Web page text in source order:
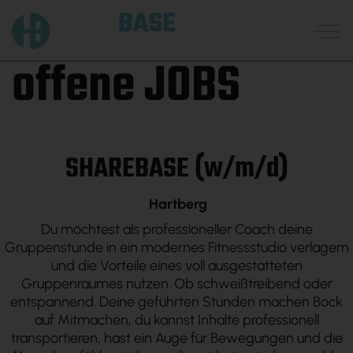
Skipoffene JOBS
SHAREBASE(w/m/d)
Hartberg
Du möchtest als professioneller Coach deine
Gruppenstunde in ein modernes Fitnessstudio verlagern
und die Vorteile eines voll ausgestatteten
Gruppenraumes nutzen. Ob schweißtreibend oder
entspannend. Deine geführten Stunden machen Bock
auf Mitmachen, du kannst Inhalte professionell
transportieren, hast ein Auge für Bewegungen und die